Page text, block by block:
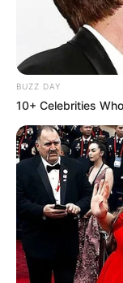
zahlreicher
können
Raum zum
besichtigt
www.ddr-
Prignitzer
Lindenberg
Kyritz,
Pritzwalk
BUZZ DAY
10+ Celebrities